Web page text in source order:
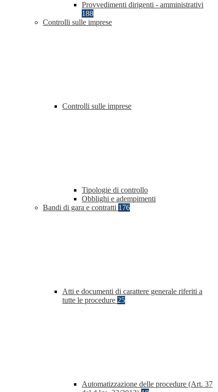
Provvedimenti dirigenti - amministrativi
188
Controlli sulle imprese
Controlli sulle imprese
Tipologie di controllo
Obblighi e adempimenti
Bandi di gara e contratti 176
Atti e documenti di carattere generale riferiti a
tutte le procedure 25
Automatizzazione delle procedure (Art. 37